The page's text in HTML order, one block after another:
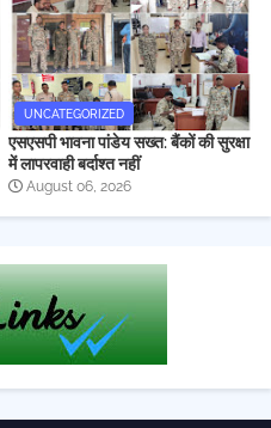
UNCATEGORIZED
एसएसपी भावना पांडेय सख्त: बैंकों की सुरक्षा
में लापरवाही बर्दाश्त नहीं
August 06, 2026